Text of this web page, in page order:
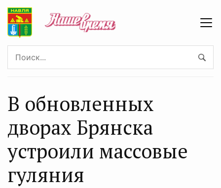
В обновленных
дворах Брянска
устроили массовые
гуляния